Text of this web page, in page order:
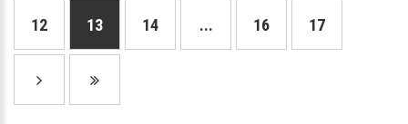
12 13 14 ... 16 17